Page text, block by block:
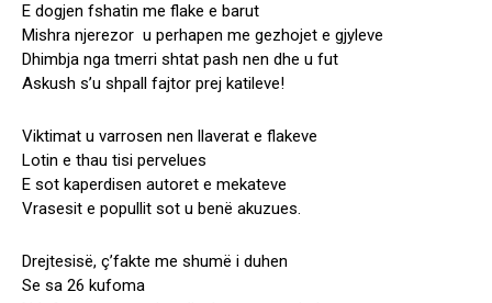
E dogjen fshatin me flake e barut
Mishra njerezor u perhapen me gezhojet e gjyleve
Dhimbja nga tmerri shtat pash nen dhe u fut
Askush s’u shpall fajtor prej katileve!
Viktimat u varrosen nen llaverat e flakeve
Lotin e thau tisi pervelues
E sot kaperdisen autoret e mekateve
Vrasesit e popullit sot u benë akuzues.
Drejtesisë, ç’fakte me shumë i duhen
Se sa 26 kufoma